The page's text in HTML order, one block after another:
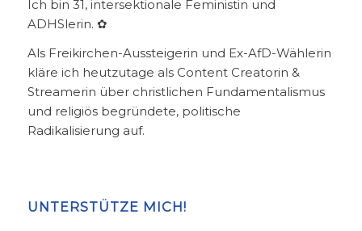
Ich bin 31, intersektionale Feministin und
ADHSlerin. ✿
Als Freikirchen-Aussteigerin und Ex-AfD-Wählerin
kläre ich heutzutage als Content Creatorin &
Streamerin über christlichen Fundamentalismus
und religiös begründete, politische
Radikalisierung auf.
UNTERSTÜTZE MICH!